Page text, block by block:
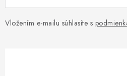
Vložením e-mailu súhlasíte s